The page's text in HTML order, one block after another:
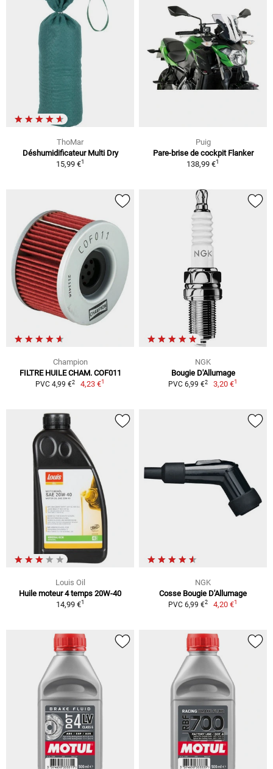
ThoMar
Déshumidificateur Multi Dry
15,99 €1
Puig
Pare-brise de cockpit Flanker
138,99 €1
Champion
FILTRE HUILE CHAM. COF011
PVC 4,99 €2 4,23 €1
NGK
Bougie D'Allumage
PVC 6,99 €2 3,20 €1
Louis Oil
Huile moteur 4 temps 20W-40
14,99 €1
NGK
Cosse Bougie D'Allumage
PVC 6,99 €2 4,20 €1